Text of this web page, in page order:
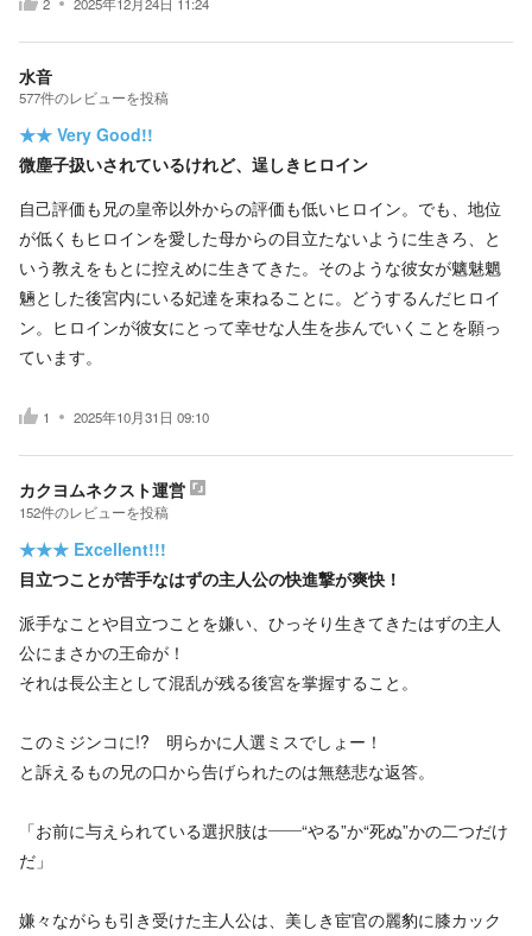
水音
577件のレビューを投稿
★★ Very Good!!
微塵子扱いされているけれど、逞しきヒロイン
自己評価も兄の皇帝以外からの評価も低いヒロイン。でも、地位
が低くもヒロインを愛した母からの目立たないように生きろ、と
いう教えをもとに控えめに生きてきた。そのような彼女が魑魅魍
魎とした後宮内にいる妃達を束ねることに。どうするんだヒロイ
ン。ヒロインが彼女にとって幸せな人生を歩んでいくことを願っ
ています。
1 2025年10月31日 09:10
カクヨムネクスト運営
152件のレビューを投稿
★★★ Excellent!!!
目立つことが苦手なはずの主人公の快進撃が爽快！
派手なことや目立つことを嫌い、ひっそり生きてきたはずの主人
公にまさかの王命が！
それは長公主として混乱が残る後宮を掌握すること。
このミジンコに!? 明らかに人選ミスでしょー！
と訴えるもの兄の口から告げられたのは無慈悲な返答。
「お前に与えられている選択肢は――“やる”か“死ぬ”かの二つだけ
だ」
嫌々ながらも引き受けた主人公は、美しき宦官の麗豹に膝カック